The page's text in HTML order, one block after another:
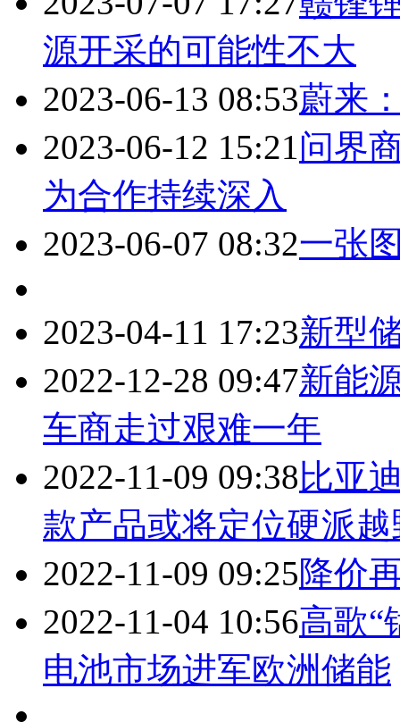
源开采的可能性不大
2023-06-13 08:53蔚来
2023-06-12 15:21问界
为合作持续深入
2023-06-07 08:32一张
2023-04-11 17:23新型
2022-12-28 09:47新能
车商走过艰难一年
2022-11-09 09:38比亚
款产品或将定位硬派越
2022-11-09 09:25降价
2022-11-04 10:56高歌“
电池市场进军欧洲储能